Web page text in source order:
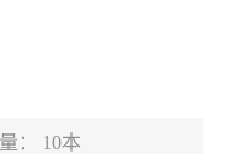
： 10本